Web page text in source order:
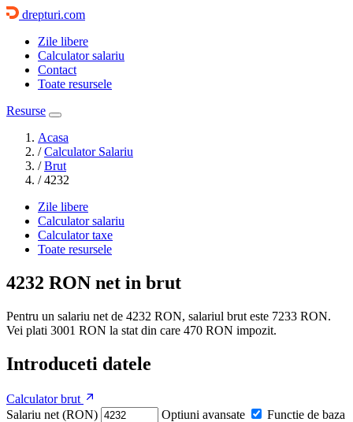
drepturi.com
Zile libere
Calculator salariu
Contact
Toate resursele
Resurse
Acasa
/ Calculator Salariu
/ Brut
/ 4232
Zile libere
Calculator salariu
Calculator taxe
Toate resursele
4232 RON net in brut
Pentru un salariu net de 4232 RON, salariul brut este 7233 RON.
Vei plati 3001 RON la stat din care 470 RON impozit.
Introduceti datele
Calculator brut
Salariu net (RON)
Optiuni avansate
Functie de baza